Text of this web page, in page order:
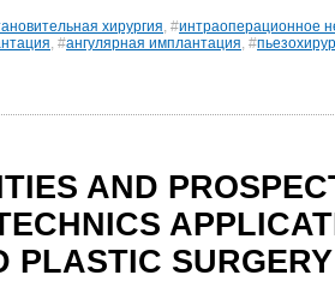
хирургия, #интраоперационное
, #ангулярная имплантация, #
AND
PLASTIC SURGERY